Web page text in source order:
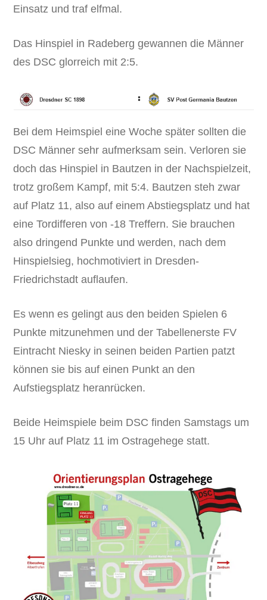
Einsatz und traf elfmal.
Das Hinspiel in Radeberg gewannen die Männer
des DSC glorreich mit 2:5.
Bei dem Heimspiel eine Woche später sollten die
DSC Männer sehr aufmerksam sein. Verloren sie
doch das Hinspiel in Bautzen in der Nachspielzeit,
trotz großem Kampf, mit 5:4. Bautzen steh zwar
auf Platz 11, also auf einem Abstiegsplatz und hat
eine Tordifferen von -18 Treffern. Sie brauchen
also dringend Punkte und werden, nach dem
Hinspielsieg, hochmotiviert in Dresden-
Friedrichstadt auflaufen.
Es wenn es gelingt aus den beiden Spielen 6
Punkte mitzunehmen und der Tabellenerste FV
Eintracht Niesky in seinen beiden Partien patzt
können sie bis auf einen Punkt an den
Aufstiegsplatz heranrücken.
Beide Heimspiele beim DSC finden Samstags um
15 Uhr auf Platz 11 im Ostragehege statt.